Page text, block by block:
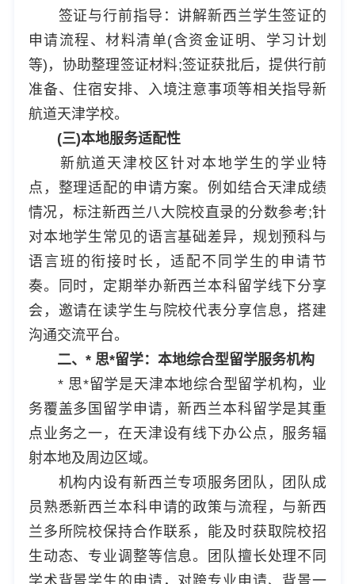
签证与行前指导：讲解新西兰学生签证的
申请流程、材料清单(含资金证明、学习计划
等)，协助整理签证材料;签证获批后，提供行前
准备、住宿安排、入境注意事项等相关指导新
航道天津学校。
(三)本地服务适配性
新航道天津校区针对本地学生的学业特
点，整理适配的申请方案。例如结合天津成绩
情况，标注新西兰八大院校直录的分数参考;针
对本地学生常见的语言基础差异，规划预科与
语言班的衔接时长，适配不同学生的申请节
奏。同时，定期举办新西兰本科留学线下分享
会，邀请在读学生与院校代表分享信息，搭建
沟通交流平台。
二、* 思*留学：本地综合型留学服务机构
* 思*留学是天津本地综合型留学机构，业
务覆盖多国留学申请，新西兰本科留学是其重
点业务之一，在天津设有线下办公点，服务辐
射本地及周边区域。
机构内设有新西兰专项服务团队，团队成
员熟悉新西兰本科申请的政策与流程，与新西
兰多所院校保持合作联系，能及时获取院校招
生动态、专业调整等信息。团队擅长处理不同
学术背景学生的申请，对跨专业申请、背景一